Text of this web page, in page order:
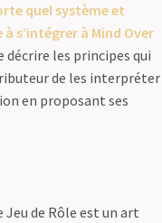
quel système et
s’intégrer à Mind Over
les principes qui
de les interpréter
en proposant ses
de Rôle est un art